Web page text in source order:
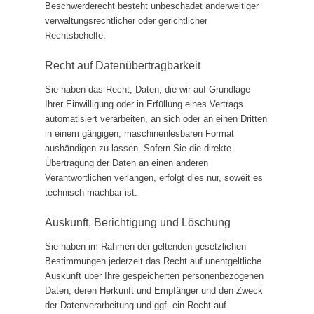
Beschwerderecht besteht unbeschadet anderweitiger
verwaltungsrechtlicher oder gerichtlicher
Rechtsbehelfe.
Recht auf Daten­übertrag­barkeit
Sie haben das Recht, Daten, die wir auf Grundlage
Ihrer Einwilligung oder in Erfüllung eines Vertrags
automatisiert verarbeiten, an sich oder an einen Dritten
in einem gängigen, maschinenlesbaren Format
aushändigen zu lassen. Sofern Sie die direkte
Übertragung der Daten an einen anderen
Verantwortlichen verlangen, erfolgt dies nur, soweit es
technisch machbar ist.
Auskunft, Berichtigung und Löschung
Sie haben im Rahmen der geltenden gesetzlichen
Bestimmungen jederzeit das Recht auf unentgeltliche
Auskunft über Ihre gespeicherten personenbezogenen
Daten, deren Herkunft und Empfänger und den Zweck
der Datenverarbeitung und ggf. ein Recht auf